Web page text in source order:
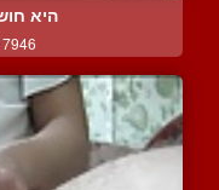
היא
17946